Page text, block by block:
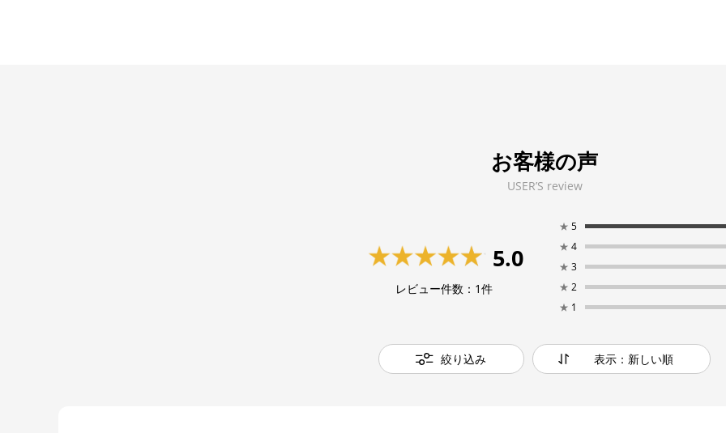
お客様の声
USER’S review
5.0
レビュー件数： 1件
★ 5
★ 4
★ 3
★ 2
★ 1
絞り込み 表示：新しい順